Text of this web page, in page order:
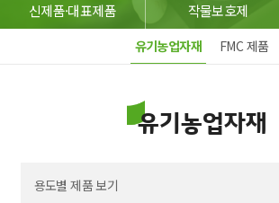
신제품·대표제품 작물보호제
유기농업자재 FMC 제품
유기농업자재
용도별 제품 보기